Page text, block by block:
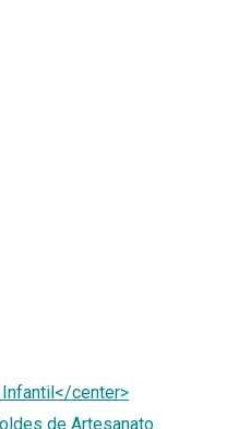
center>
de Artesanato